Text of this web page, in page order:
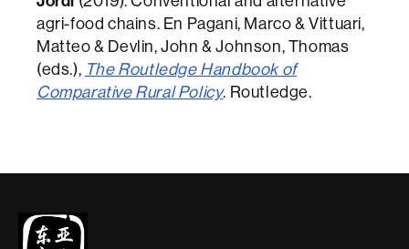
agri-food chains. En Pagani, Marco & Vittuari,
Matteo & Devlin, John & Johnson, Thomas
(eds.), The Routledge Handbook of
Comparative Rural Policy. Routledge.
Contacte